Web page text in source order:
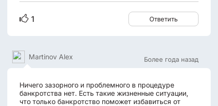
1 Ответить
Более года назад
Martinov Alex
Ничего зазорного и проблемного в процедуре
банкротства нет. Есть такие жизненные ситуации,
что только банкротство поможет избавиться от